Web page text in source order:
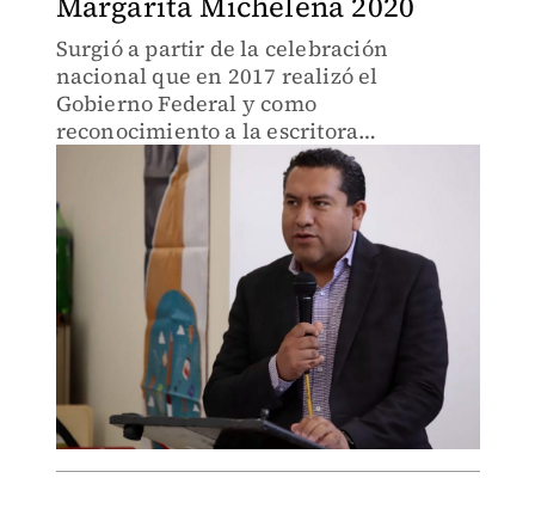
Surgió a partir de la celebración
nacional que en 2017 realizó el
Gobierno Federal y como
reconocimiento a la escritora
hidalguense Margarita Michelena, en el
centenario de su nacimiento